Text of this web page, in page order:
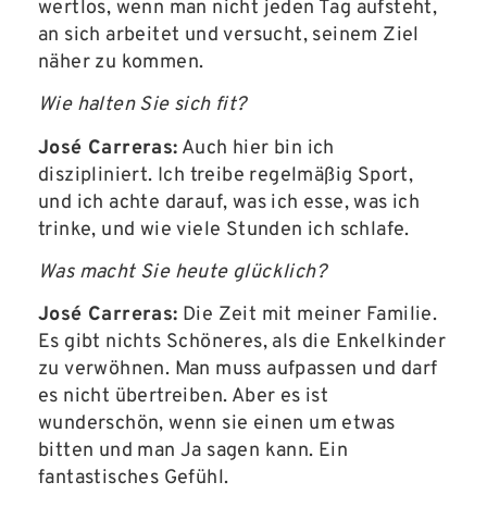
wertlos, wenn man nicht jeden Tag aufsteht,
an sich arbeitet und versucht, seinem Ziel
näher zu kommen.
Wie halten Sie sich fit?
José Carreras: Auch hier bin ich
diszipliniert. Ich treibe regelmäßig Sport,
und ich achte darauf, was ich esse, was ich
trinke, und wie viele Stunden ich schlafe.
Was macht Sie heute glücklich?
José Carreras: Die Zeit mit meiner Familie.
Es gibt nichts Schöneres, als die Enkelkinder
zu verwöhnen. Man muss aufpassen und darf
es nicht übertreiben. Aber es ist
wunderschön, wenn sie einen um etwas
bitten und man Ja sagen kann. Ein
fantastisches Gefühl.